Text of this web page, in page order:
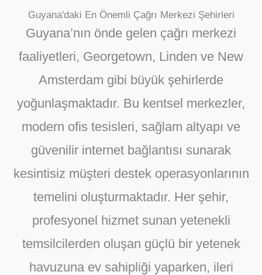
Guyana'daki En Önemli Çağrı Merkezi Şehirleri
Guyana’nın önde gelen çağrı merkezi
faaliyetleri, Georgetown, Linden ve New
Amsterdam gibi büyük şehirlerde
yoğunlaşmaktadır. Bu kentsel merkezler,
modern ofis tesisleri, sağlam altyapı ve
güvenilir internet bağlantısı sunarak
kesintisiz müşteri destek operasyonlarının
temelini oluşturmaktadır. Her şehir,
profesyonel hizmet sunan yetenekli
temsilcilerden oluşan güçlü bir yetenek
havuzuna ev sahipliği yaparken, ileri